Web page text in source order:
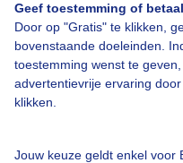
Geef toestemming of
Door op "Gratis" te klikken,
bovenstaande doeleinden.
toestemming wenst te
advertentievrije ervaring
klikken.
Jouw keuze geldt enkel voor
Contact
Toegankelijkheid
Gebruikersvoorwaarden